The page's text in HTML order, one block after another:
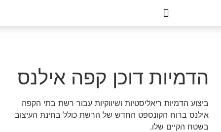
הדמיות דוכן קפה אילנס
ביצוע הדמיות ריאליסטיות ושיווקיות עבור רשת בתי הקפה
אילנס ברוח הקונספט החדש של הרשת כולל בחינת העיצוב
בשטח הקיים שלו.